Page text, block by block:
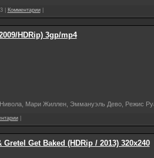
| Комментарии|
HDRip) 3gp/mp4
Мари Жиллен, Эммануэль Дево, Режис
|
Get Baked (HDRip / 2013) 320х240